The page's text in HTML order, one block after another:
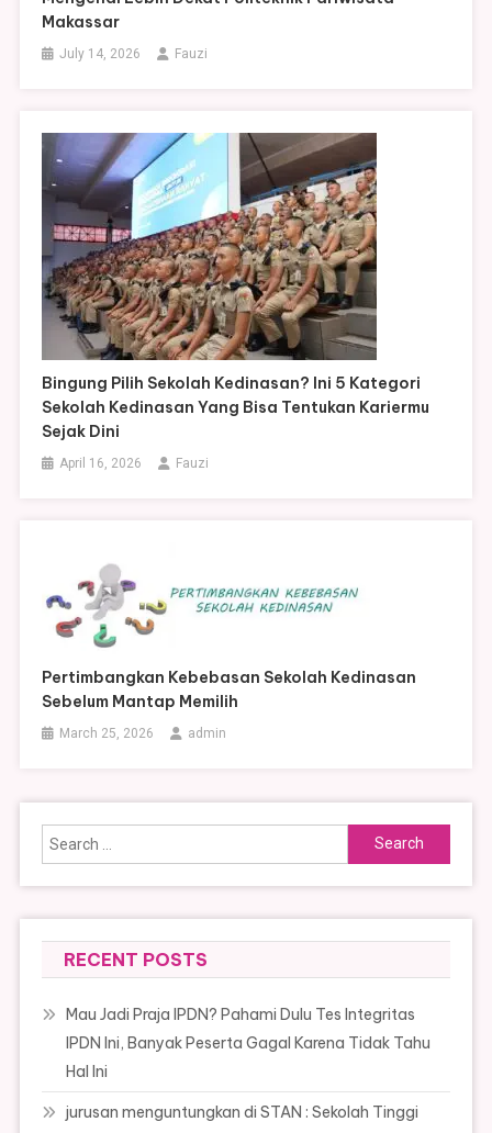
Makassar
July 14, 2026 Fauzi
Bingung Pilih Sekolah Kedinasan? Ini 5 Kategori
Sekolah Kedinasan Yang Bisa Tentukan Kariermu
Sejak Dini
April 16, 2026 Fauzi
Pertimbangkan Kebebasan Sekolah Kedinasan
Sebelum Mantap Memilih
March 25, 2026 admin
Search
for:
RECENT POSTS
Mau Jadi Praja IPDN? Pahami Dulu Tes Integritas
IPDN Ini, Banyak Peserta Gagal Karena Tidak Tahu
Hal Ini
jurusan menguntungkan di STAN : Sekolah Tinggi